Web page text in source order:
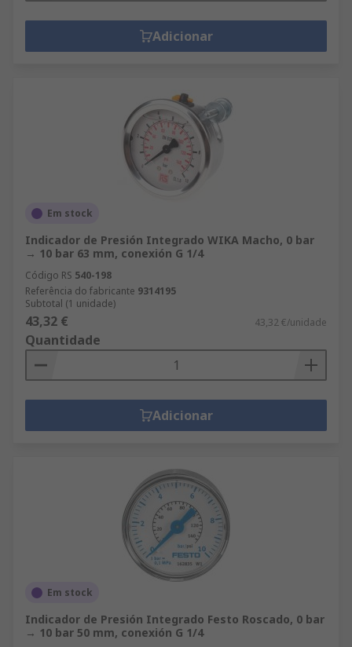
Adicionar
Em stock
Indicador de Presión Integrado WIKA Macho, 0 bar
→ 10 bar 63 mm, conexión G 1/4
Código RS 540-198
Referência do fabricante 9314195
Subtotal (1 unidade)
43,32 € 43,32 €/unidade
Quantidade
Adicionar
Em stock
Indicador de Presión Integrado Festo Roscado, 0 bar
→ 10 bar 50 mm, conexión G 1/4